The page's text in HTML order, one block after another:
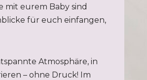
mit eurem Baby sind
für euch einfangen,
Atmosphäre, in
– ohne Druck! Im